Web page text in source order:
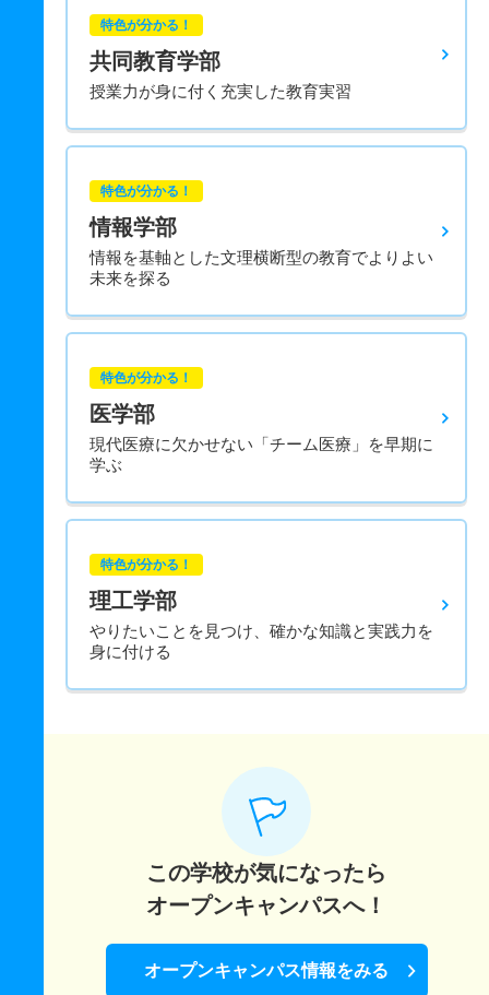
特色が分かる！
共同教育学部
授業力が身に付く充実した教育実習
特色が分かる！
情報学部
情報を基軸とした文理横断型の教育でよりよい
未来を探る
特色が分かる！
医学部
現代医療に欠かせない「チーム医療」を早期に
学ぶ
特色が分かる！
理工学部
やりたいことを見つけ、確かな知識と実践力を
身に付ける
この学校が気になったら
オープンキャンパスへ！
オープンキャンパス情報をみる